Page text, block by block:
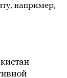
например,